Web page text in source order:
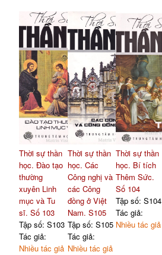
Thời sự thần
học. Đào tạo
thường
xuyên Linh
mục và Tu
sĩ. Số 103
Tập số: S103
Tác giả:
Nhiều tác giả
Thời sự thần
học. Các
Công nghị và
các Công
đồng ở Việt
Nam. S105
Tập số: S105
Tác giả:
Nhiều tác giả
Thời sự thần
học. Bí tích
Thêm Sức.
Số 104
Tập số: S104
Tác giả:
Nhiều tác giả